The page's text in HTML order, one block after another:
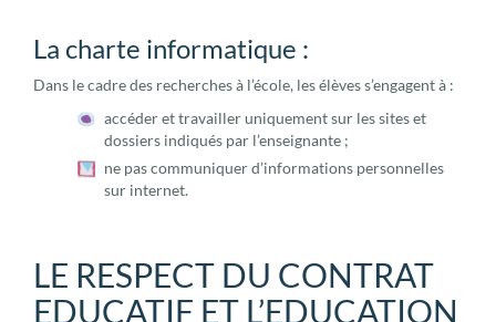
La charte informatique :
Dans le cadre des recherches à l’école, les élèves s’engagent à :
accéder et travailler uniquement sur les sites et
dossiers indiqués par l’enseignante ;
ne pas communiquer d’informations personnelles
sur internet.
LE RESPECT DU CONTRAT
EDUCATIF ET L’EDUCATION